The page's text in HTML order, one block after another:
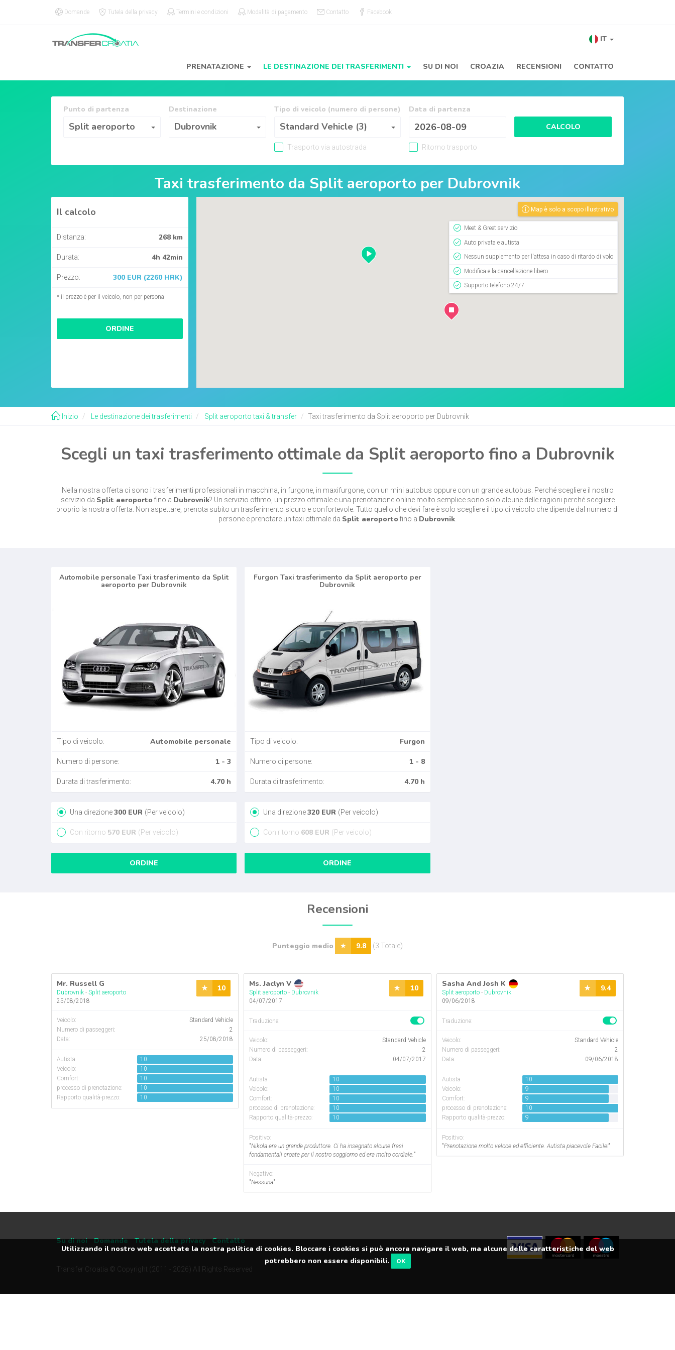
Domande Tutela della privacy Termini e condizioni Modalità di pagamento Contatto Facebook
IT
PRENATAZIONE LE DESTINAZIONE DEI TRASFERIMENTI SU DI NOI CROAZIA RECENSIONI CONTATTO
Punto di partenza
Split aeroporto
Punto di partenza
Destinazione
Dubrovnik
Destinazione
Tipo di veicolo (numero di persone)
Standard Vehicle (3)
Tipo di veicolo (numero di persone)
Trasporto via autostrada
Data di partenza
Ritorno trasporto
CALCOLO
Taxi trasferimento da Split aeroporto per Dubrovnik
Il calcolo
Distanza: 268 km
Durata: 4h 42min
Prezzo: 300 EUR (2260 HRK)
* il prezzo è per il veicolo, non per persona
ORDINE
Map è solo a scopo illustrativo
Meet & Greet servizio
Auto privata e autista
Nessun supplemento per l'attesa in caso di ritardo di volo
Modifica e la cancellazione libero
Supporto telefono 24/7
Inizio Le destinazione dei trasferimenti Split aeroporto taxi & transfer Taxi trasferimento da Split aeroporto per Dubrovnik
Scegli un taxi trasferimento ottimale da Split aeroporto fino a Dubrovnik
Nella nostra offerta ci sono i trasferimenti professionali in macchina, in furgone, in maxifurgone, con un mini autobus oppure con un grande autobus. Perché scegliere il nostro
servizio da Split aeroporto fino a Dubrovnik? Un servizio ottimo, un prezzo ottimale e una prenotazione online molto semplice sono solo alcune delle ragioni perché scegliere
proprio la nostra offerta. Non aspettare, prenota subito un trasferimento sicuro e confortevole. Tutto quello che devi fare è solo scegliere il tipo di veicolo che dipende dal numero di
persone e prenotare un taxi ottimale da Split aeroporto fino a Dubrovnik
Automobile personale Taxi trasferimento da Split
aeroporto per Dubrovnik
Tipo di veicolo: Automobile personale
Numero di persone: 1 - 3
Durata di trasferimento: 4.70 h
Una direzione300 EUR (Per veicolo)
Con ritorno 570 EUR (Per veicolo)
ORDINE
Furgon Taxi trasferimento da Split aeroporto per
Dubrovnik
Tipo di veicolo: Furgon
Numero di persone: 1 - 8
Durata di trasferimento: 4.70 h
Una direzione320 EUR (Per veicolo)
Con ritorno 608 EUR (Per veicolo)
ORDINE
Recensioni
Punteggio medio 9.8 (3 Totale)
Mr. Russell G
Dubrovnik - Split aeroporto
25/08/2018
Veicolo:
Standard Vehicle
Numero di passeggeri:
2
Data:
25/08/2018
Autista
10
Veicolo:
10
Comfort:
10
processo di prenotazione:
10
Rapporto qualità-prezzo:
10
10 Ms. Jaclyn V
Split aeroporto - Dubrovnik
04/07/2017
Traduzione:
Veicolo:
Standard Vehicle
Numero di passeggeri:
2
Data:
04/07/2017
Autista
10
Veicolo:
10
Comfort:
10
processo di prenotazione:
10
Rapporto qualità-prezzo:
10
Positivo:
"Nikola era un grande produttore. Ci ha insegnato alcune frasi
fondamentali croate per il nostro soggiorno ed era molto cordiale. "
Negativo:
"Nessuna"
10 Sasha And Josh K
Split aeroporto- Dubrovnik
09/06/2018
Traduzione:
Veicolo:
Standard Vehicle
Numero di passeggeri:
2
Data:
09/06/2018
Autista
10
Veicolo:
9
Comfort:
9
processo di prenotazione:
10
Rapporto qualità-prezzo:
9
Positivo:
"Prenotazione molto veloce ed efficiente. Autista piacevole Facile!"
9.4
Su di noi Domande Tutela della privacy Contatto
Transfer Croatia © Copyright (2011 - 2026) All Rights Reserved
Utilizzando il nostro web accettate la nostra politica di cookies. Bloccare i cookies si può ancora navigare il web, ma alcune delle caratteristiche del web
potrebbero non essere disponibili.
OK